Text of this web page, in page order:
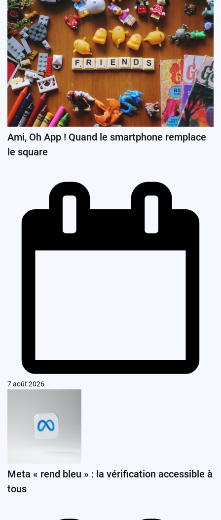
Ami, Oh App ! Quand le smartphone remplace
le square
7 août 2026
Meta « rend bleu » : la vérification accessible à
tous